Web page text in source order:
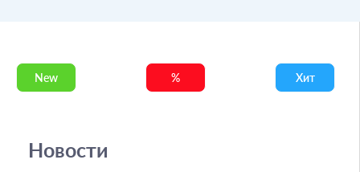
New % Хит
Новости